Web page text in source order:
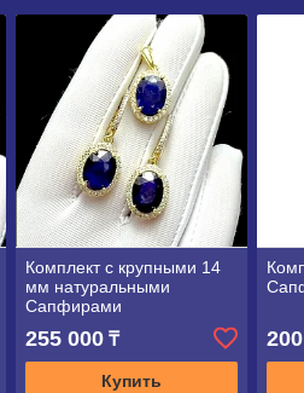
Комплект с крупными 14
мм натуральными
Сапфирами
255 000₸
Купить